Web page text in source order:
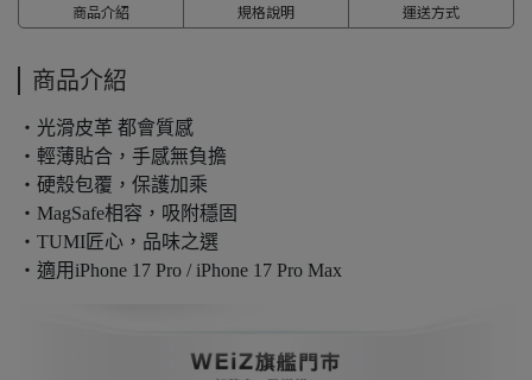
商品介紹 規格說明 運送方式
商品介紹
・光滑皮革 都會質感
・輕薄貼合，手感無負擔
・硬殼包覆，保護加乘
・MagSafe相容，吸附穩固
・TUMI匠心，品味之選
・適用iPhone 17 Pro / iPhone 17 Pro Max